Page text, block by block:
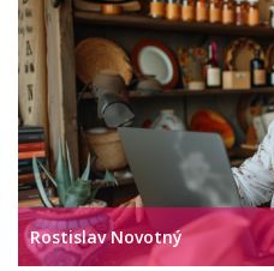
Rostislav Novotný